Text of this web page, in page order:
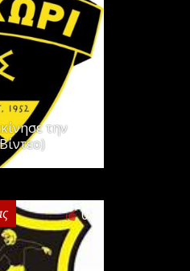
την
0